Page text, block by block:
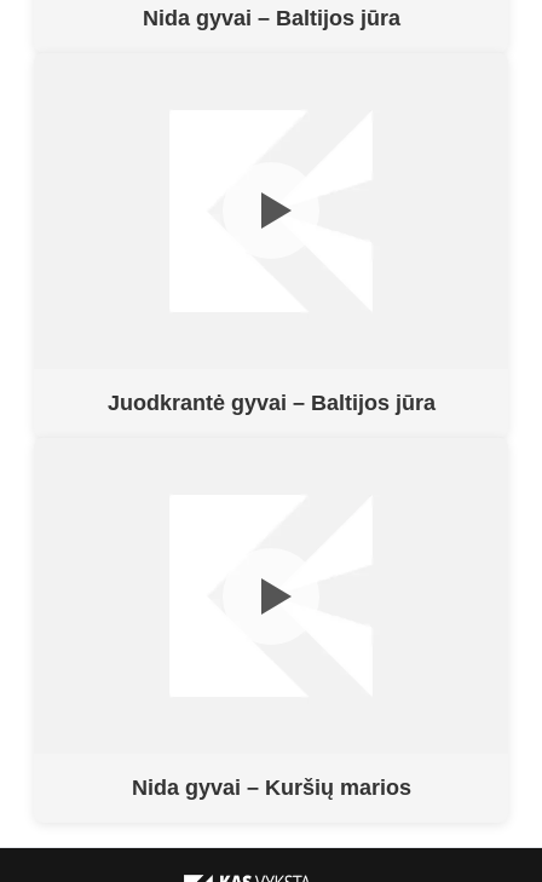
Nida gyvai – Baltijos jūra
Juodkrantė gyvai – Baltijos jūra
Nida gyvai – Kuršių marios